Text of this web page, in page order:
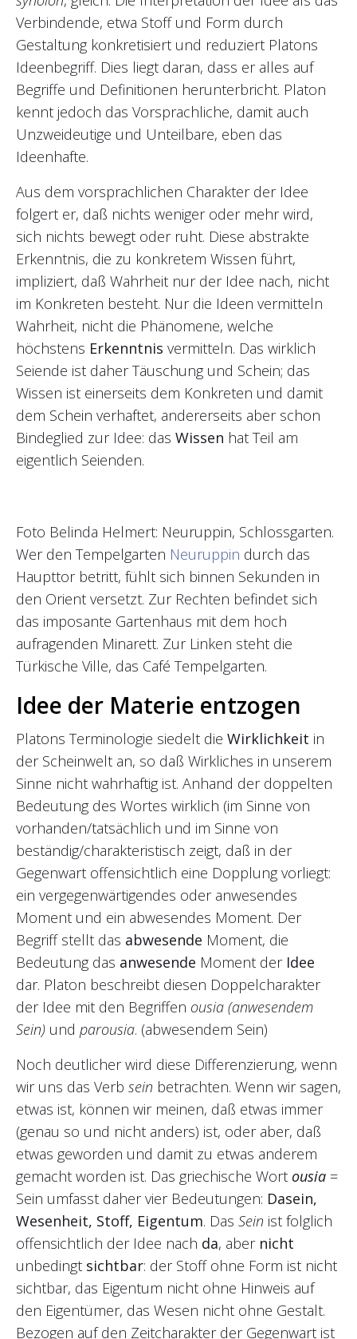
Verbindende, etwa Stoff und Form durch
Gestaltung konkretisiert und reduziert Platons
Ideenbegriff. Dies liegt daran, dass er alles auf
Begriffe und Definitionen herunterbricht. Platon
kennt jedoch das Vorsprachliche, damit auch
Unzweideutige und Unteilbare, eben das
Ideenhafte.
Aus dem vorsprachlichen Charakter der Idee
folgert er, daß nichts weniger oder mehr wird,
sich nichts bewegt oder ruht. Diese abstrakte
Erkenntnis, die zu konkretem Wissen führt,
impliziert, daß Wahrheit nur der Idee nach, nicht
im Konkreten besteht. Nur die Ideen vermitteln
Wahrheit, nicht die Phänomene, welche
höchstens Erkenntnis vermitteln. Das wirklich
Seiende ist daher Täuschung und Schein; das
Wissen ist einerseits dem Konkreten und damit
dem Schein verhaftet, andererseits aber schon
Bindeglied zur Idee: das Wissen hat Teil am
eigentlich Seienden.
Foto Belinda Helmert: Neuruppin, Schlossgarten.
Wer den Tempelgarten Neuruppin durch das
Haupttor betritt, fühlt sich binnen Sekunden in
den Orient versetzt. Zur Rechten befindet sich
das imposante Gartenhaus mit dem hoch
aufragenden Minarett. Zur Linken steht die
Türkische Ville, das Café Tempelgarten.
Idee der Materie entzogen
Platons Terminologie siedelt die Wirklichkeit in
der Scheinwelt an, so daß Wirkliches in unserem
Sinne nicht wahrhaftig ist. Anhand der doppelten
Bedeutung des Wortes wirklich (im Sinne von
vorhanden/tatsächlich und im Sinne von
beständig/charakteristisch zeigt, daß in der
Gegenwart offensichtlich eine Dopplung vorliegt:
ein vergegenwärtigendes oder anwesendes
Moment und ein abwesendes Moment. Der
Begriff stellt das abwesende Moment, die
Bedeutung das anwesende Moment der Idee
dar. Platon beschreibt diesen Doppelcharakter
der Idee mit den Begriffen ousia (anwesendem
Sein) und parousia. (abwesendem Sein)
Noch deutlicher wird diese Differenzierung, wenn
wir uns das Verb sein betrachten. Wenn wir sagen,
etwas ist, können wir meinen, daß etwas immer
(genau so und nicht anders) ist, oder aber, daß
etwas geworden und damit zu etwas anderem
gemacht worden ist. Das griechische Wort ousia =
Sein umfasst daher vier Bedeutungen: Dasein,
Wesenheit, Stoff, Eigentum. Das Sein ist folglich
offensichtlich der Idee nach da, aber nicht
unbedingt sichtbar: der Stoff ohne Form ist nicht
sichtbar, das Eigentum nicht ohne Hinweis auf
den Eigentümer, das Wesen nicht ohne Gestalt.
Bezogen auf den Zeitcharakter der Gegenwart ist